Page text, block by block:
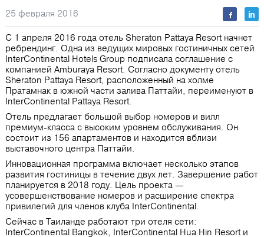
25 февраля 2016
С 1 апреля 2016 года отель Sheraton Pattaya Resort начнет
ребрендинг. Одна из ведущих мировых гостиничных сетей
InterContinental Hotels Group подписала соглашение с
компанией Amburaya Resort. Согласно документу отель
Sheraton Pattaya Resort, расположенный на холме
Пратамнак в южной части залива Паттайи, переименуют в
InterContinental Pattaya Resort.
Отель предлагает большой выбор номеров и вилл
премиум-класса с высоким уровнем обслуживания. Он
состоит из 156 апартаментов и находится вблизи
выставочного центра Паттайи.
Инновационная программа включает несколько этапов
развития гостиницы в течение двух лет. Завершение работ
планируется в 2018 году. Цель проекта ―
усовершенствование номеров и расширение спектра
привилегий для членов клуба InterContinental.
Сейчас в Таиланде работают три отеля сети:
InterContinental Bangkok, InterContinental Hua Hin Resort и